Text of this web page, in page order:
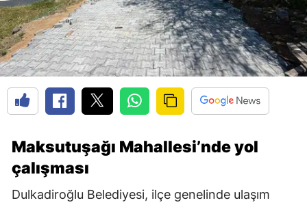
Maksutuşağı Mahallesi’nde yol
çalışması
Dulkadiroğlu Belediyesi, ilçe genelinde ulaşım